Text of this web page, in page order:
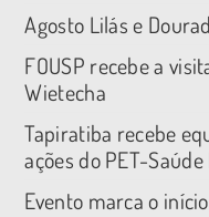
Agosto Lilás e
FOUSP recebe a
Wietecha
Tapiratiba recebe
ações do PET-
Evento marca o